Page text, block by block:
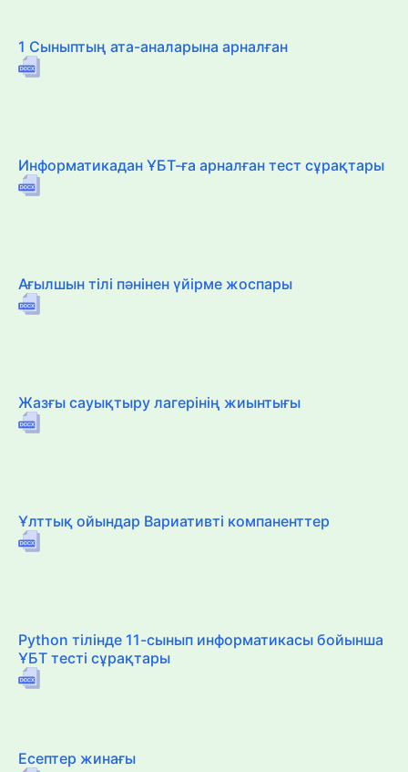
1 Сыныптың ата-аналарына арналған
Информатикадан ҰБТ-ға арналған тест сұрақтары
Ағылшын тілі пәнінен үйірме жоспары
Жазғы сауықтыру лагерінің жиынтығы
Ұлттық ойындар Вариативті компаненттер
Python тілінде 11-сынып информатикасы бойынша
ҰБТ тесті сұрақтары
Есептер жинағы